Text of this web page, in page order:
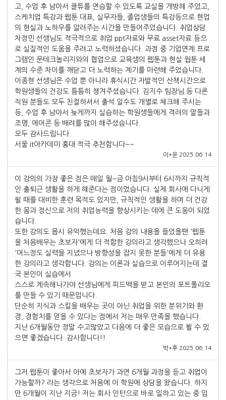
고, 수업 후 남아서 클튜를 연습할 수 있도록 교실을 개방해 주었고,
스케치업 특강과 웹툰 대표, 실무자들, 졸업생들의 특강등으로 현업
의 현실과 노하우를 알려주는 시간을 만들어주었습니다. 취업상담
차정민 선생님도 적극적으로 취업 ppt자료와 무료 asset자료 등으
로 실질적인 도움을 주려고 노력하셨습니다. 과정 중 기업연계 프로
그램인 문테크놀리지와의 협업으로 교육생의 웹툰과 현실 웝툰 세
계의 수준 차이를 깨닫고 더 노력하는 계기를 마련해 주었습니다.
이종현 선생님은 수업 뿐 아니라 휴식시간 자발적인 산책시간으로
학원생들의 건강도 틈틈히 챙겨주셨습니다. 김지수 팀장님 등 다른
직원 분들도 모두 친절하셔서 출석 일수도 개별로 체크해 주시는
등, 수업 후 남아서 늦게까지 실습하는 학원생들에게 격려의 말들과
조명, 에어콘 등 배려를 많이 해주셨습니다.
모두 감사드립니다.
서울 it아카데미 홍대 적극 추천합니다~~
이*윤 2025.06.14
이 강의의 가장 좋은 점은 매일 월~금 아침9시부터 6시까지 규칙적
인 출퇴근 생활을 하게 해준다는 점이었습니다. 실제 회사에 다니게
될 때를 대비한 훈련 목적도 있지만, 규칙적인 생활을 하며 더 건강
한 몸과 정신으로 저의 취업능력을 향상시키는 데에 큰 도움이 되었
습니다.
또한 강의도 몹시 유익했는데요. 처음 강의 내용을 들었을땐 '웹툰
을 처음배우는 초보자'에게 더 적합한 강의라고 생각했으나 오히려
'어느정도 실력을 지녔으나 방향성을 잡지 못한 분들'에게 더 유용
한 강의라고 생각합니다. 강의는 이론과 실습으로 이루어지는데 결
국 본인이 실습에서
스스로 계속해나가야 선생님에게 피드백을 받고 본인의 포트폴리오
를 만들 수 있기 때문입니다.
단순히 지식과 스킬을 배우는 곳이 아닌 취업을 위한 분위기와 환
경, 경험치를 얻을 수 있다는 점에서 저는 매우 만족을 했습니다.
지난 6개월동안 정말 수고많았고 다음에 더 좋은 모습으로 뵐 수 있
으면 좋겠습니다. 감사합니다!!
박*후 2025.06.14
그저 웹툰이 좋아서 아예 초보자가 과연 6개월 과정을 듣고 취업이
가능할까? 라는 생각으로 처음에 이 학원에 상담을 왔습니다. 하지
만 6개월이 지난 지금! 저는 회사 인턴으로 바로 일하고 있는 중 입